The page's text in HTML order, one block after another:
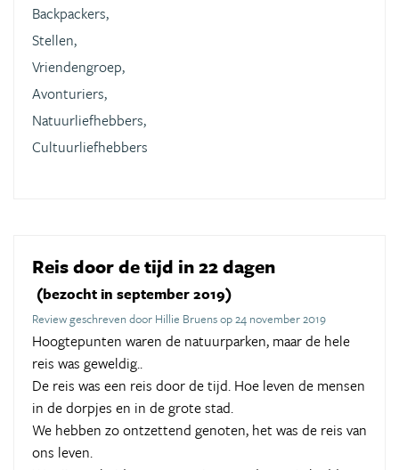
Backpackers,
Stellen,
Vriendengroep,
Avonturiers,
Natuurliefhebbers,
Cultuurliefhebbers
Reis door de tijd in 22 dagen
(bezocht in september 2019)
Review geschreven door Hillie Bruens op 24 november 2019
Hoogtepunten waren de natuurparken, maar de hele
reis was geweldig..
De reis was een reis door de tijd. Hoe leven de mensen
in de dorpjes en in de grote stad.
We hebben zo ontzettend genoten, het was de reis van
ons leven.